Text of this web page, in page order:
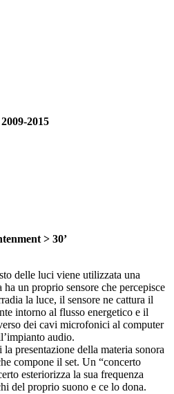
2015
> 30’
delle luci viene utilizzata una
un proprio sensore che percepisce
la luce, il sensore ne cattura il
intorno al flusso energetico e il
dei cavi microfonici al computer
audio.
presentazione della materia sonora
compone il set. Un “concerto
esteriorizza la sua frequenza
del proprio suono e ce lo dona.